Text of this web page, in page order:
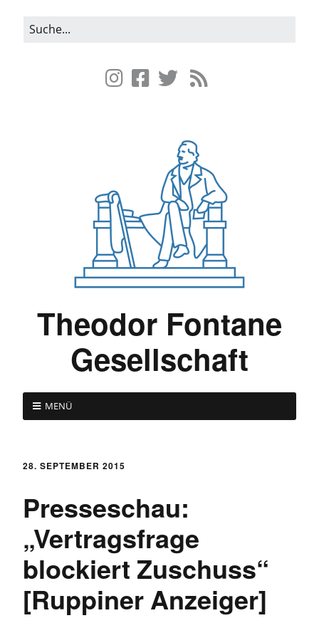
Theodor Fontane
Gesellschaft
MENÜ
28. SEPTEMBER 2015
Presseschau:
„Vertragsfrage
blockiert Zuschuss“
[Ruppiner Anzeiger]